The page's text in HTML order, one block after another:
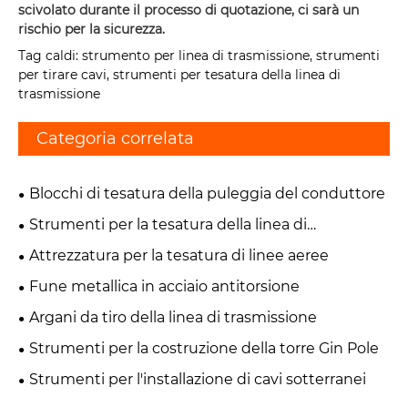
scivolato durante il processo di quotazione, ci sarà un
rischio per la sicurezza.
Tag caldi: strumento per linea di trasmissione, strumenti
per tirare cavi, strumenti per tesatura della linea di
trasmissione
Categoria correlata
Blocchi di tesatura della puleggia del conduttore
Strumenti per la tesatura della linea di
trasmissione
Attrezzatura per la tesatura di linee aeree
Fune metallica in acciaio antitorsione
Argani da tiro della linea di trasmissione
Strumenti per la costruzione della torre Gin Pole
Strumenti per l'installazione di cavi sotterranei